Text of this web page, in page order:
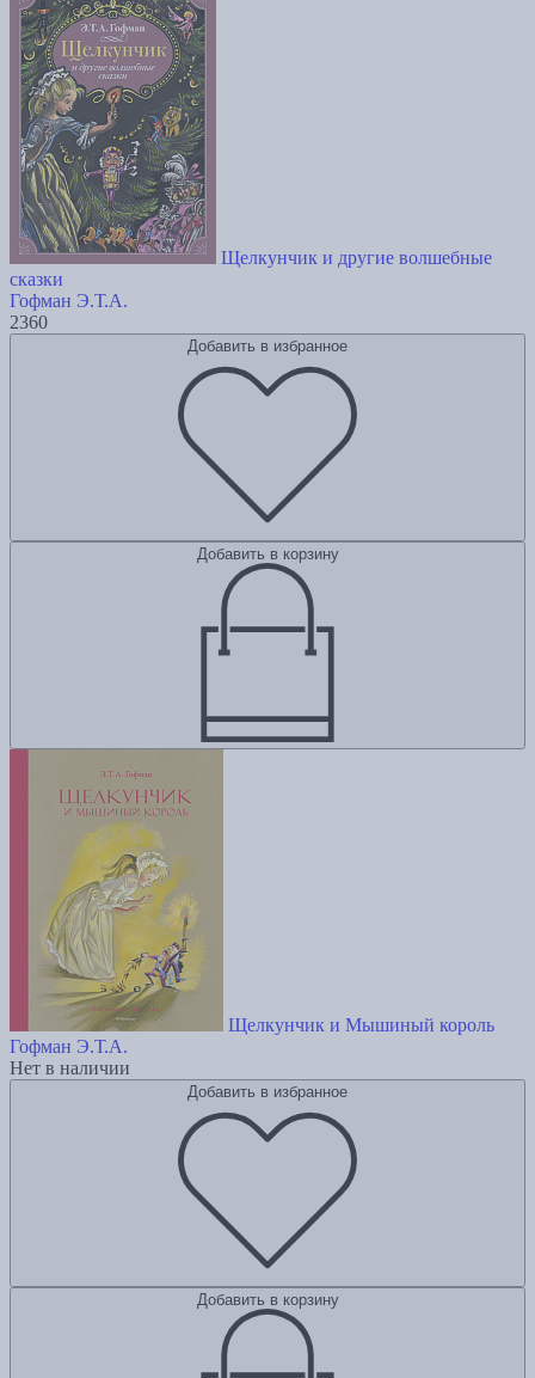
Щелкунчик и другие волшебные
сказки
Гофман Э.Т.А.
2360
Добавить в избранное
Добавить в корзину
Щелкунчик и Мышиный король
Гофман Э.Т.А.
Нет в наличии
Добавить в избранное
Добавить в корзину